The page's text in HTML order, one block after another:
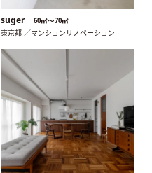
suger 60㎡〜70㎡
東京都 ／マンションリノベーション